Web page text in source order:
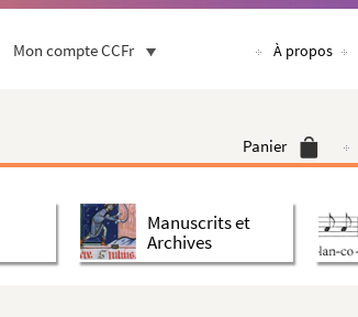
Mon compte CCFr À propos
Panier
Manuscrits et
Archives